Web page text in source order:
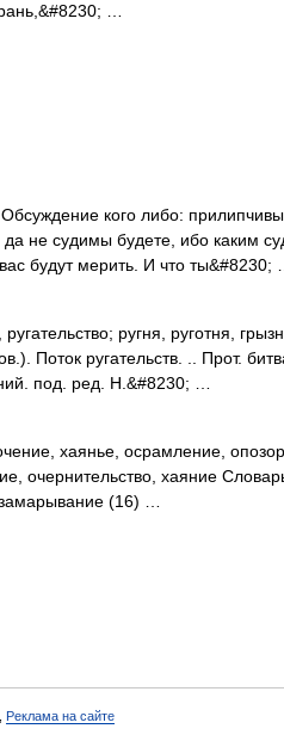
…
кого либо:
не судимы будете, ибо каким
будут мерить. И что ты&#8230; …
ругня, руготня,
Поток ругательств. .. Прот.
под. ред. Н.&#8230; …
хаянье, осрамление,
очернительство, хаяние
(16) …
Реклама на сайте